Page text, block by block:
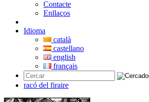
Contacte
Enllaços
Idioma
català
castellano
english
français
racó del firaire